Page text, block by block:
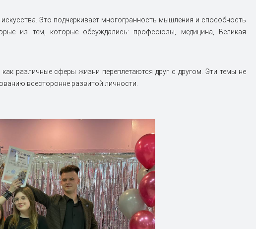
Это подчеркивает многогранность мышления и способность
из тем, которые обсуждались: профсоюзы, медицина, Великая
различные сферы жизни переплетаются друг с другом. Эти темы не
всесторонне развитой личности.